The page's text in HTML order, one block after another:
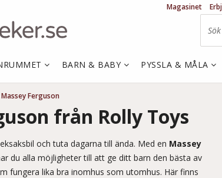
Massey Ferguson
från Rolly Toys
och tuta dagarna till ända. Med en Massey
du alla möjligheter till att ge ditt barn den bästa av
fungera lika bra inomhus som utomhus. Här finns
Magasinet
BARN & BABY PYSSLA & MÅLA